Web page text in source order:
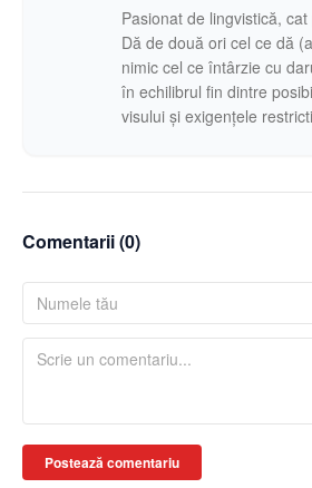
Pasionat de lingvistică,
Dă de două ori cel ce dă
nimic cel ce întârzie cu
în echilibrul fin dintre
visului și exigențele
Comentarii (0)
Postează comentariu